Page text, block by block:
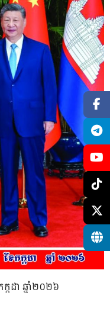
កដា ឆ្នាំ២០២៦